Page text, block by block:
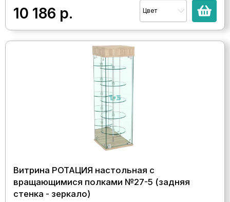
10 186 р. Цвет
Витрина РОТАЦИЯ настольная с
вращающимися полками №27-5 (задняя
стенка - зеркало)